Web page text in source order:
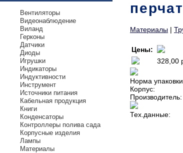
Вентиляторы
Видеонаблюдение
Виланд
Герконы
Датчики
Диоды
Игрушки
Индикаторы
Индуктивности
Инструмент
Источники питания
Кабельная продукция
Книги
Конденсаторы
Контроллеры полива сада
Корпусные изделия
Лампы
Материалы
Материалы |
Цены:
328,00
Норма
Корпус:
Производитель:
Тех.данные: